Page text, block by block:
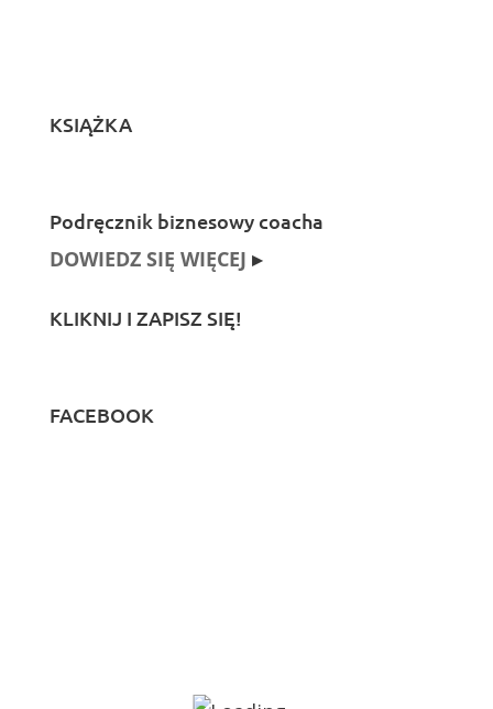
KSIĄŻKA
Podręcznik biznesowy coacha
DOWIEDZ SIĘ WIĘCEJ ▸
KLIKNIJ I ZAPISZ SIĘ!
FACEBOOK